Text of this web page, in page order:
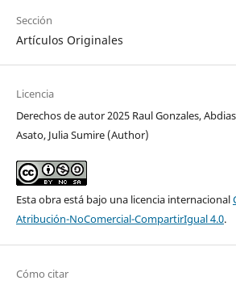
Sección
Artículos Originales
Licencia
Derechos de autor 2025 Raul Gonzales,
Asato, Julia Sumire (Author)
Esta obra está bajo una licencia internacional
Atribución-NoComercial-CompartirIgual 4.0.
Cómo citar